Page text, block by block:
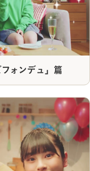
ォンデュ」篇